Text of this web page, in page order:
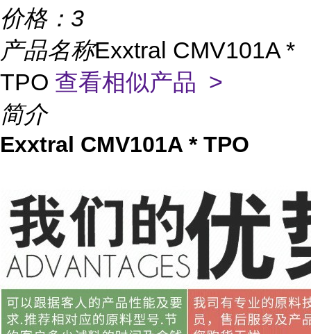
价格： 3
产品名称Exxtral CMV101A *
TPO 查看相似产品 >
简介
Exxtral CMV101A * TPO